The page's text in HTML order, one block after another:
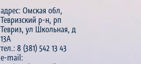
адрес: Омская обл,
Тевризский р-н, рп
Тевриз, ул Школьная, д
13А
тел.: 8 (381) 542 13 43
e-mail: